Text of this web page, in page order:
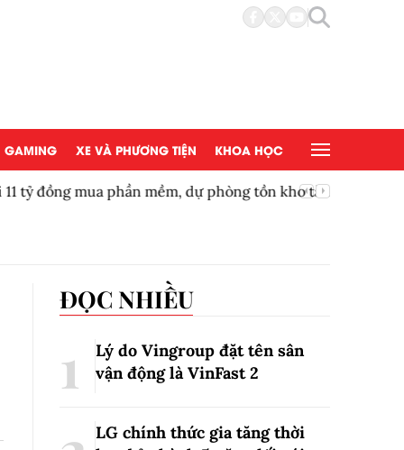
GAMING XE VÀ PHƯƠNG TIỆN KHOA HỌC
phần mềm, dự phòng tồn kho tăng gấp 2,5
ĐỌC NHIỀU
Lý do Vingroup đặt tên sân
vận động là VinFast2
LG chính thức gia tăng thời